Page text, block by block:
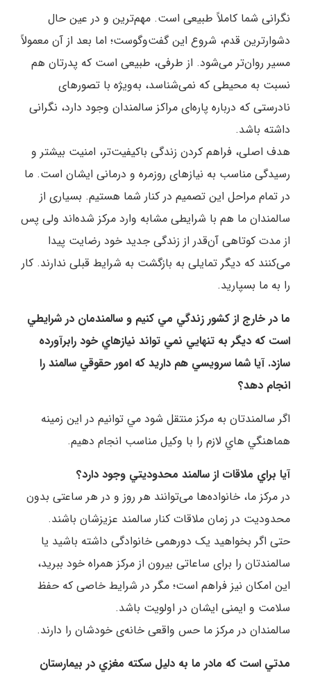
نگرانی شما کاملاً طبیعی است. مهم‌ترین و در عین حال
دشوارترین قدم، شروع این گفت‌وگوست؛ اما بعد از آن معمولاً
مسیر روان‌تر می‌شود. از طرفی، طبیعی است که پدرتان هم
نسبت به محیطی که نمی‌شناسد، به‌ویژه با تصورهای
نادرستی که درباره پاره‌ای مراکز سالمندان وجود دارد، نگرانی
داشته باشد.
هدف اصلی، فراهم کردن زندگی باکیفیت‌تر، امنیت بیشتر و
رسیدگی مناسب به نیازهای روزمره و درمانی ایشان است. ما
در تمام مراحل این تصمیم در کنار شما هستیم. بسیاری از
سالمندان ما هم با شرایطی مشابه وارد مرکز شده‌اند ولی پس
از مدت کوتاهی آن‌قدر از زندگی جدید خود رضایت پیدا
می‌کنند که دیگر تمایلی به بازگشت به شرایط قبلی ندارند. کار
را به ما بسپارید.
ما در خارج از کشور زندگي مي کنيم و سالمندمان در شرايطي
است که ديگر به تنهايي نمي تواند نيازهاي خود رابرآورده
سازد. آيا شما سرويسي هم داريد که امور حقوقي سالمند را
انجام دهد؟
اگر سالمندتان به مرکز منتقل شود مي توانيم در اين زمينه
هماهنگي هاي لازم را با وکيل مناسب انجام دهيم.
آيا براي ملاقات از سالمند محدوديتي وجود دارد؟
در مرکز ما، خانواده‌ها می‌توانند هر روز و در هر ساعتی بدون
محدودیت در زمان ملاقات کنار سالمند عزیزشان باشند.
حتی اگر بخواهید یک دورهمی خانوادگی داشته باشید یا
سالمندتان را برای ساعاتی بیرون از مرکز همراه خود ببرید،
این امکان نیز فراهم است؛ مگر در شرایط خاصی که حفظ
سلامت و ایمنی ایشان در اولویت باشد.
سالمندان در مرکز ما حس واقعی خانه‌ی خودشان را دارند.
مدتي است که مادر ما به دليل سکته مغزي در بيمارستان